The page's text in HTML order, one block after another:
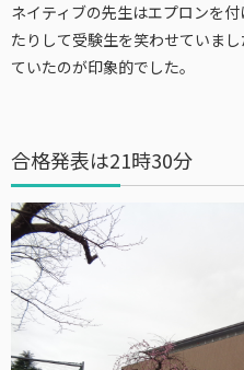
ネイティブの先生はエプロンを
たりして受験生を笑わせていま
ていたのが印象的でした。
合格発表は21時30分